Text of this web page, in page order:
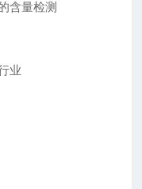
含量检测
业